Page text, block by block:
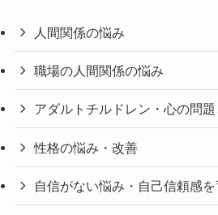
人間関係の悩み
職場の人間関係の悩み
アダルトチルドレン・心の問
性格の悩み・改善
自信がない悩み・自己信頼感